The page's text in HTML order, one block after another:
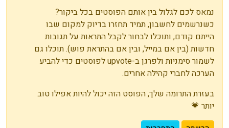
נמאס לכם לגלול בין אותם הפוסטים בכל ביקור?
כשנרשמים לחשבון, תמיד תחזרו בדיוק למקום שבו
הייתם קודם, ותוכלו לבחור לקבל התראות על תגובות
חדשות (בין אם במייל, ובין אם בהתראת פוש). תוכלו גם
לשמור סימניות ולפרגן ב-upvote לפוסטים כדי להביע
הערכה לחברי קהילה אחרים.
בעזרת התרומה שלך, הפוסט הזה יכול להיות אפילו טוב
יותר 💗